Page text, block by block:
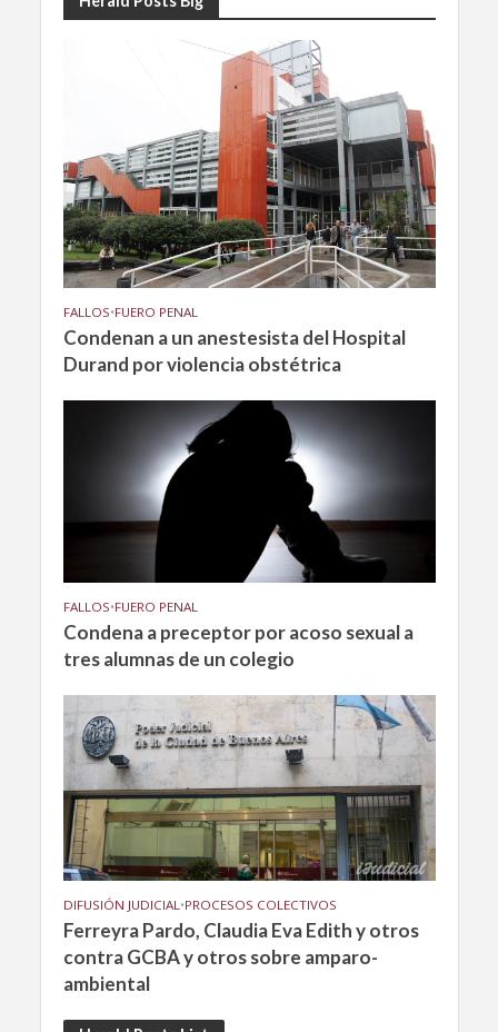
FALLOS•FUERO PENAL
Condenan a un anestesista del Hospital
Durand por violencia obstétrica
FALLOS•FUERO PENAL
Condena a preceptor por acoso sexual a
tres alumnas de un colegio
DIFUSIÓN JUDICIAL•PROCESOS COLECTIVOS
Ferreyra Pardo, Claudia Eva Edith y otros
contra GCBA y otros sobre amparo-
ambiental